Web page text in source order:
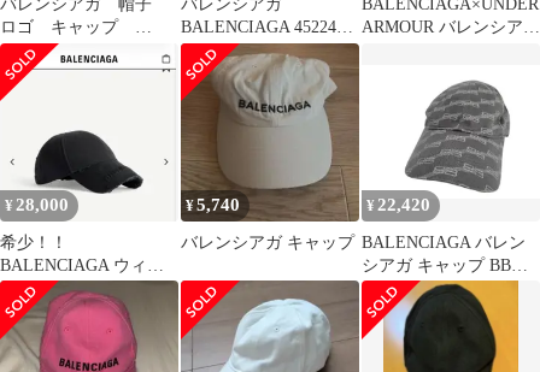
バレンシアガ 帽子
ロゴ キャップ
BALENCIAGA
バレンシアガ
BALENCIAGA 452245
352B4 キャップ 帽子 コ
ットン ロゴ刺繍 L 白
ホワイト
BALENCIAGA×UNDER
ARMOUR バレンシアガ
¥28,000
希少！！
BALENCIAGA ウィメ
ンズ キャップ
¥5,740
バレンシアガ キャップ
¥ 22,420
BALENCIAGA バレン
シアガ キャップ BBロ
ゴ 704104 グレー系 コ
ットン ユニセックス 美
品